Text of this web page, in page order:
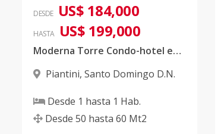
DESDE US$ 184,000
HASTA US$ 199,000
Moderna Torre Condo-hotel en zona privilegiada de Piantini
Piantini, Santo Domingo D.N.
Desde 1 hasta 1 Hab.
Desde 50 hasta 60 Mt2